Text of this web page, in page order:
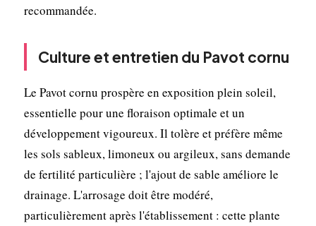
recommandée.
Culture et entretien du Pavot cornu
Le Pavot cornu prospère en exposition plein soleil,
essentielle pour une floraison optimale et un
développement vigoureux. Il tolère et préfère même
les sols sableux, limoneux ou argileux, sans demande
de fertilité particulière ; l'ajout de sable améliore le
drainage. L'arrosage doit être modéré,
particulièrement après l'établissement : cette plante